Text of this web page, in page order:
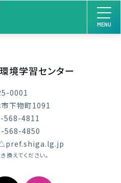
MENU
境学習センター
0001
下物町1091
568-4811
568-4850
えてください。